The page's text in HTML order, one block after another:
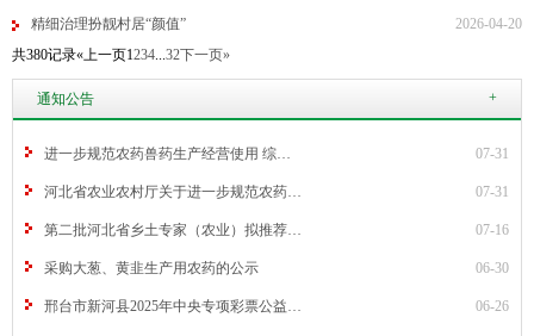
精细治理扮靓村居“颜值”
2026-04-20
共380记录«上一页1234 32下一页»
通知公告 +
进一步规范农药兽药生产经营使用 综… 07-31
河北省农业农村厅关于进一步规范农药… 07-31
第二批河北省乡土专家（农业）拟推荐… 07-16
采购大葱、黄韭生产用农药的公示 06-30
邢台市新河县2025年中央专项彩票公益… 06-26